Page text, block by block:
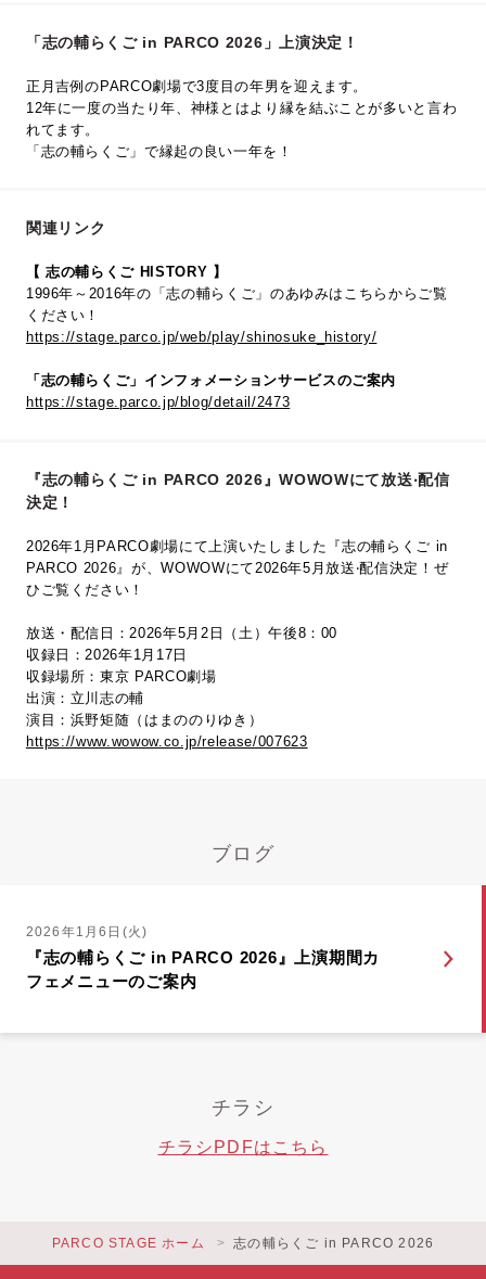
「志の輔らくご in PARCO 2026」上演決定！
正月吉例のPARCO劇場で3度目の年男を迎えます。
12年に一度の当たり年、神様とはより縁を結ぶことが多いと言わ
れてます。
「志の輔らくご」で縁起の良い一年を！
関連リンク
【 志の輔らくご HISTORY 】
1996年～2016年の「志の輔らくご」のあゆみはこちらからご覧
ください！
https://stage.parco.jp/web/play/shinosuke_history/
「志の輔らくご」インフォメーションサービスのご案内
https://stage.parco.jp/blog/detail/2473
『志の輔らくご in PARCO 2026』WOWOWにて放送‧配信
決定！
2026年1月PARCO劇場にて上演いたしました『志の輔らくご in
PARCO 2026』が、WOWOWにて2026年5⽉放送‧配信決定！ぜ
ひご覧ください！
放送・配信日：2026年5月2日（土）午後8：00
収録日：2026年1月17日
収録場所：東京 PARCO劇場
出演：立川志の輔
演目：浜野矩随（はまののりゆき）
https://www.wowow.co.jp/release/007623
ブログ
2026年1月6日(火)
『志の輔らくご in PARCO 2026』上演期間カ
フェメニューのご案内
チラシ
チラシPDFはこちら
PARCO STAGE ホーム 志の輔らくご in PARCO 2026